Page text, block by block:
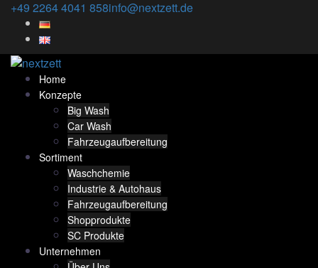
Skip
content
+49 2264 4041 858info@nextzett.de
Home
Konzepte
Big Wash
Car Wash
Fahrzeugaufbereitung
Sortiment
Waschchemie
Industrie & Autohaus
Fahrzeugaufbereitung
Shopprodukte
SC Produkte
Unternehmen